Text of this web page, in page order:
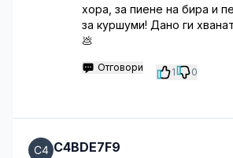
хора, за пиене на бира и
за куршуми! Дано ги
💩
Отговори 1 0
C4BDE7F9